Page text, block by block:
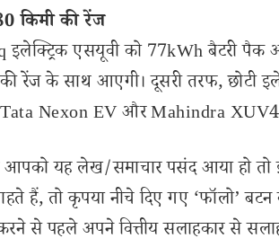
किमी की रेंज
एसयूवी को 77kWh बैटरी पैक
रेंज के साथ आएगी। दूसरी तरफ, छोटी
Nexon EV और Mahindra
यह लेख/समाचार पसंद आया हो
हैं, तो कृपया नीचे दिए गए ‘फॉलो’
से पहले अपने वित्तीय सलाहकार से